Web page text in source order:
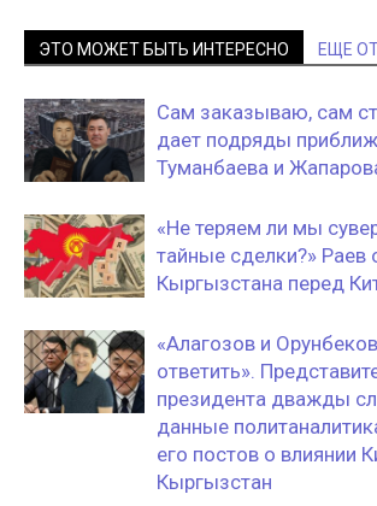
ЭТО МОЖЕТ БЫТЬ ИНТЕРЕСНО ЕЩЕ
Сам заказываю, сам
дает подряды
Туманбаева и
«Не теряем ли мы
тайные сделки?» Раев
Кыргызстана перед
«Алагозов и
ответить».
президента дважды
данные
его постов о влиянии
Кыргызстан